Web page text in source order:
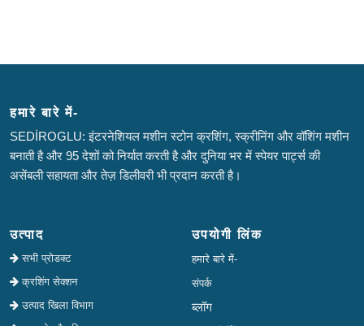
हमारे बारे में-
SEDİROGLU: इंटरनेशियल मशीन स्टोन क्रशिंग, स्क्रीनिंग और वॉशिंग मशीन
बनाती है और 95 देशों को निर्यात करती है और दुनिया भर में स्पेयर पार्ट्स की
असेंबली सहायता और तेज़ डिलीवरी भी प्रदान करती है।
उत्पाद
सभी प्रोडक्ट
क्रशिंग सेक्शन
उत्पाद खिला विभाग
उपयोगी लिंक
हमारे बारे में-
संपर्क
ब्लॉग